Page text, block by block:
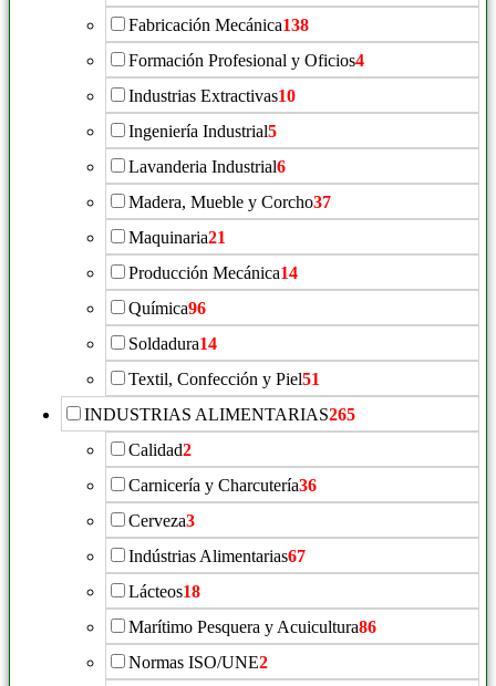
Fabricación Mecánica138
Formación Profesional y Oficios4
Industrias Extractivas10
Ingeniería Industrial5
Lavanderia Industrial6
Madera, Mueble y Corcho37
Maquinaria21
Producción Mecánica14
Química96
Soldadura14
Textil, Confección y Piel51
INDUSTRIAS ALIMENTARIAS265
Calidad2
Carnicería y Charcutería36
Cerveza3
Indústrias Alimentarias67
Lácteos18
Marítimo Pesquera y Acuicultura86
Normas ISO/UNE2